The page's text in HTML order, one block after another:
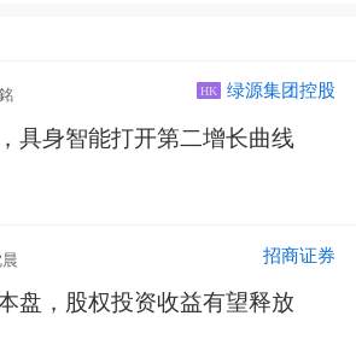
HK 绿源集团控股
具身智能打开第二增长曲线
招商证券
盘，股权投资收益有望释放